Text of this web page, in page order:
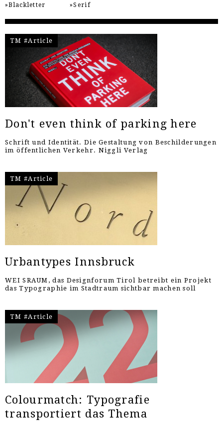
Blackletter
Serif
TM #Article
Don't even think of parking here
Schrift und Identität. Die Gestaltung von Beschilderungen
im öffentlichen Verkehr. Niggli Verlag
TM #Article
Urbantypes Innsbruck
WEI SRAUM, das Designforum Tirol betreibt ein Projekt
das Typographie im Stadtraum sichtbar machen soll
TM #Article
Colourmatch: Typografie
transportiert das Thema